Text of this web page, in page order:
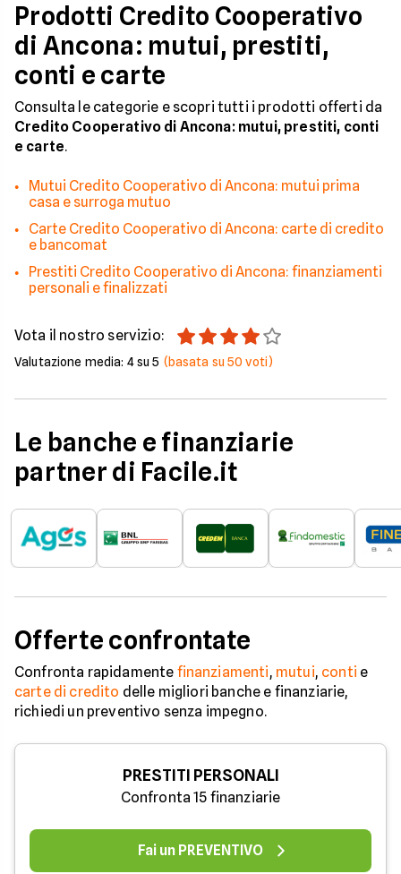
Prodotti Credito Cooperativo
di Ancona: mutui, prestiti,
conti e carte
Consulta le categorie e scopri tutti i prodotti offerti da
Credito Cooperativo di Ancona: mutui, prestiti, conti
e carte.
Mutui Credito Cooperativo di Ancona: mutui prima
casa e surroga mutuo
Carte Credito Cooperativo di Ancona: carte di credito
e bancomat
Prestiti Credito Cooperativo di Ancona: finanziamenti
personali e finalizzati
Vota il nostro servizio:
Valutazione media: 4su 5 (basata su50 voti)
Le banche e finanziarie
partner di Facile.it
Offerte confrontate
Confronta rapidamente finanziamenti, mutui, conti e
carte di credito delle migliori banche e finanziarie,
richiedi un preventivo senza impegno.
PRESTITI PERSONALI
Confronta 15 finanziarie
Fai un PREVENTIVO